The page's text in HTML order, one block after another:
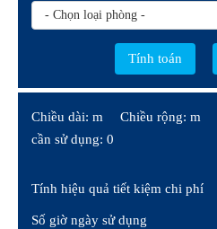
Chiều dài: m Chiều rộng: m
cần sử dụng: 0
Tính hiệu quả tiết kiệm chi phí
Số giờ ngày sử dụng